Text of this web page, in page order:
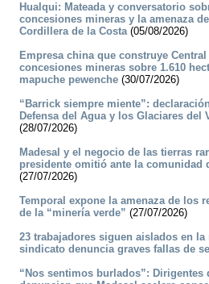
Hualqui: Mateada y conversatorio
concesiones mineras y la amenaza
Cordillera de la Costa(05/08/2026)
Empresa china que construye
concesiones mineras sobre 1.610
mapuche pewenche (30/07/2026)
“Barrick siempre miente”:
Defensa del Agua y los Glaciares del
(28/07/2026)
Madesal y el negocio de las tierras
presidente omitió ante la comunidad
(27/07/2026)
Temporal expone la amenaza de los
de la “minería verde” (27/07/2026)
23 trabajadores siguen aislados en
sindicato denuncia graves fallas de
“Nos sentimos burlados”: Dirigentes